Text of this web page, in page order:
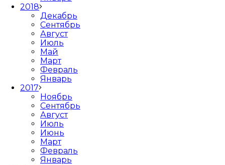
2018
Декабрь
Сентябрь
Август
Июль
Май
Март
Февраль
Январь
2017
Ноябрь
Сентябрь
Август
Июль
Июнь
Март
Февраль
Январь